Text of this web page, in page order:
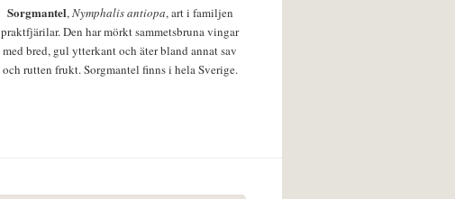
Sorgmantel,Nymphalis antiopa, art i familjen
praktfjärilar. Den har mörkt sammetsbruna vingar
med bred, gul ytterkant och äter bland annat sav
och rutten frukt. Sorgmantel finns i hela Sverige.